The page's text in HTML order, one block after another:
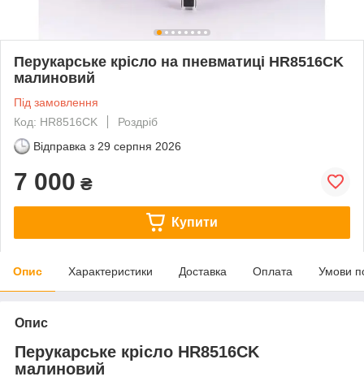
Перукарське крісло на пневматиці HR8516CK
малиновий
Під замовлення
Код: HR8516CK
Роздріб
Відправка з 29 серпня 2026
7 000 ₴
Купити
Опис Характеристики Доставка Оплата Умови
Опис
Перукарське крісло HR8516CK
малиновий